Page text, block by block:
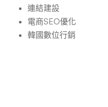
連結建設
電商SEO優化
韓國數位行銷